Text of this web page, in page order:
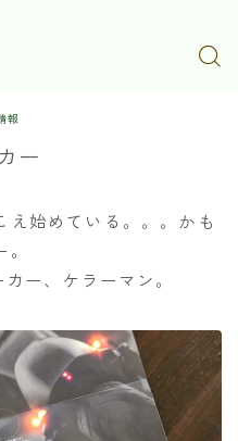
報
ー
え始めている。。。かも
ー、ケラーマン。